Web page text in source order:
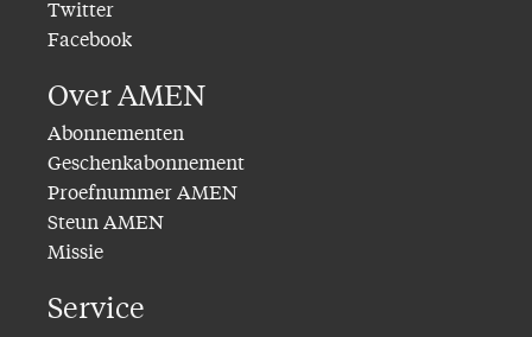
Twitter
Facebook
Over AMEN
Abonnementen
Geschenkabonnement
Proefnummer AMEN
Steun AMEN
Missie
Service